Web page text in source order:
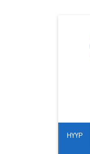
НҮҮР